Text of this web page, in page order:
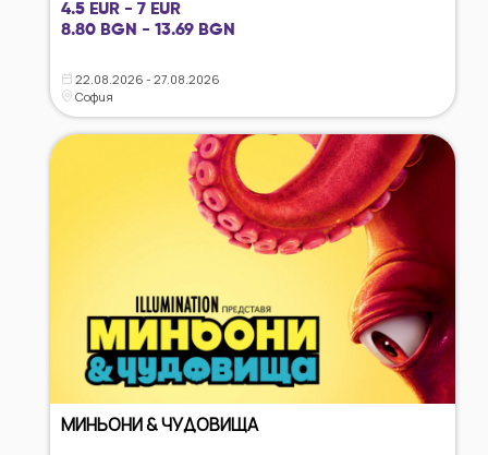
4.5 EUR - 7 EUR
8.80 BGN - 13.69 BGN
22.08.2026 - 27.08.2026
София
МИНЬОНИ & ЧУДОВИЩА